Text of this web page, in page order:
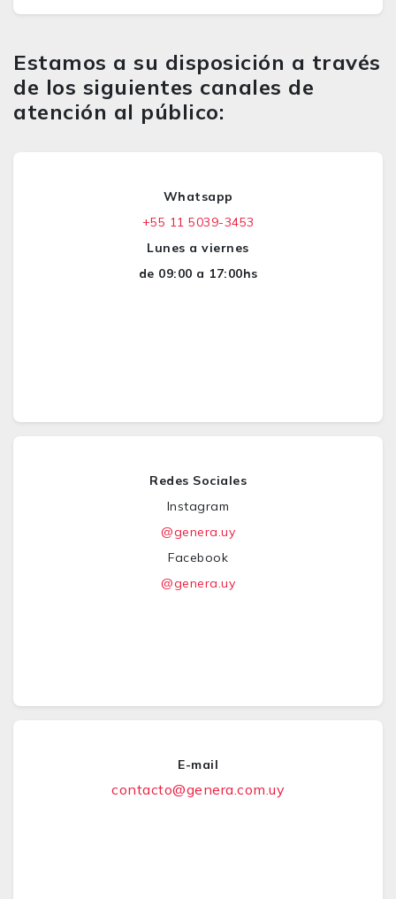
Estamos a su disposición a través
de los siguientes canales de
atención al público:
Whatsapp
+55 11 5039-3453
Lunes a viernes
de 09:00 a 17:00hs
Redes Sociales
Instagram
@genera.uy
Facebook
@genera.uy
E-mail
contacto@genera.com.uy